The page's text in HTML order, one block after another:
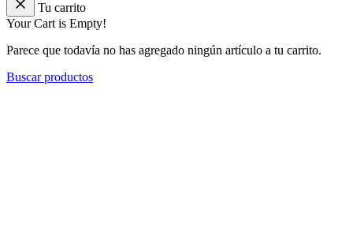
Tu carrito
Your Cart is Empty!
Parece que todavía no has agregado ningún artículo a tu carrito.
Buscar productos